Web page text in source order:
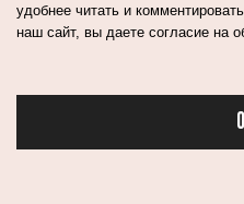
BEAUTY — ВСЕ
ИНСАЙДЫ
удобнее читать и
наш сайт, вы даете согласие на